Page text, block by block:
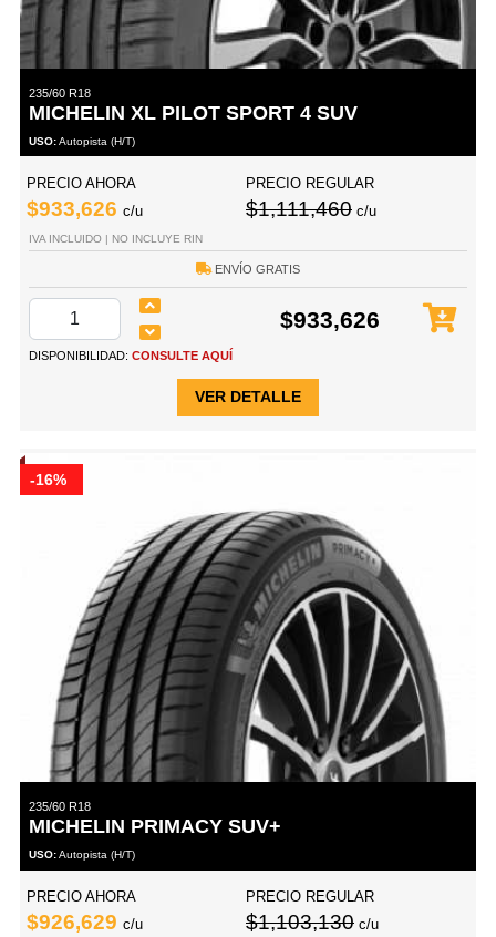
235/60 R18
MICHELIN XL PILOT SPORT 4 SUV
USO:Autopista (H/T)
PRECIO AHORA
$933,626 c/u
PRECIO REGULAR
$1,111,460 c/u
IVA INCLUIDO | NO INCLUYE RIN
ENVÍO GRATIS
$933,626
DISPONIBILIDAD: CONSULTE AQUÍ
VER DETALLE
-16%
235/60 R18
MICHELIN PRIMACY SUV+
USO:Autopista (H/T)
PRECIO AHORA
$926,629 c/u
PRECIO REGULAR
$1,103,130 c/u